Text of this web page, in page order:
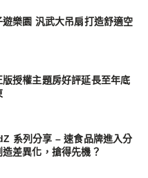
樂園 汎武大吊扇打造舒適空
授權主題房好評延長至年底
系列分享 – 速食品牌進入分
差異化，搶得先機？